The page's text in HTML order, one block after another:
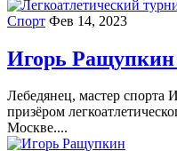
Спорт Фев 14, 2023
Игорь Ращупкин
Лебедянец, мастер спорта
призёром
Москве....